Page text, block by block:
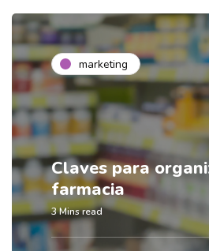
marketing
Claves para
farmacia
3 Mins read